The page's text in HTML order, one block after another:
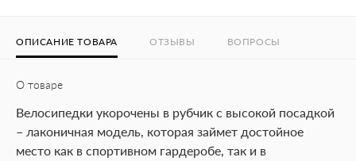
ОПИСАНИЕ ТОВАРА ОТЗЫВЫ ВОПРОСЫ
О товаре
Велосипедки укорочены в рубчик с высокой посадкой
– лаконичная модель, которая займет достойное
место как в спортивном гардеробе, так и в